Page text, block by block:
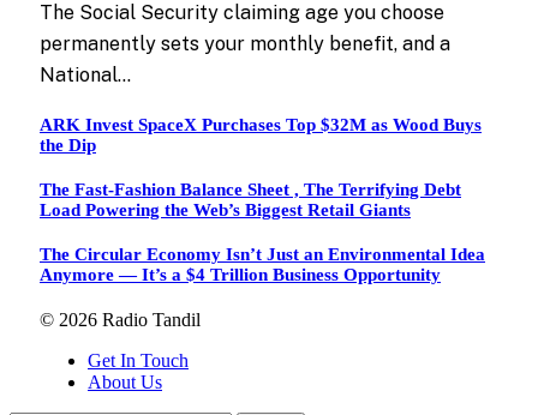
The Social Security claiming age you choose
permanently sets your monthly benefit, and a
National…
ARK Invest SpaceX Purchases Top $32M as Wood Buys
the Dip
The Fast-Fashion Balance Sheet , The Terrifying Debt
Load Powering the Web’s Biggest Retail Giants
The Circular Economy Isn’t Just an Environmental Idea
Anymore — It’s a $4 Trillion Business Opportunity
© 2026 Radio Tandil
Get In Touch
About Us